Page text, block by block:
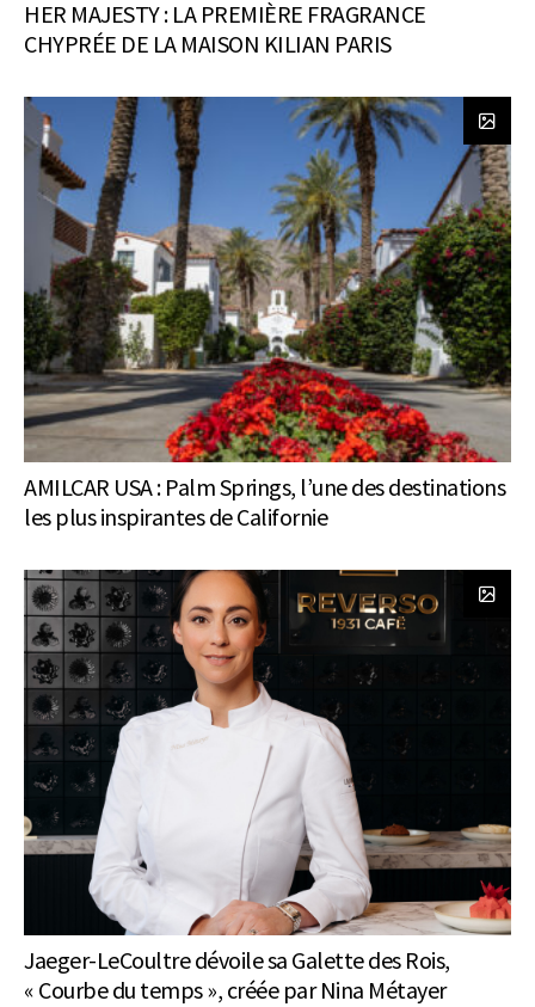
HER MAJESTY : LA PREMIÈRE FRAGRANCE
CHYPRÉE DE LA MAISON KILIAN PARIS
AMILCAR USA : Palm Springs, l’une des destinations
les plus inspirantes de Californie
Jaeger-LeCoultre dévoile sa Galette des Rois,
« Courbe du temps », créée par Nina Métayer